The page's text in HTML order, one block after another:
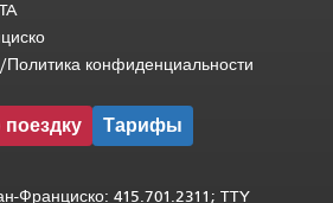
Политика конфиденциальности
Тарифы
Франциско: 415.701.2311; TTY